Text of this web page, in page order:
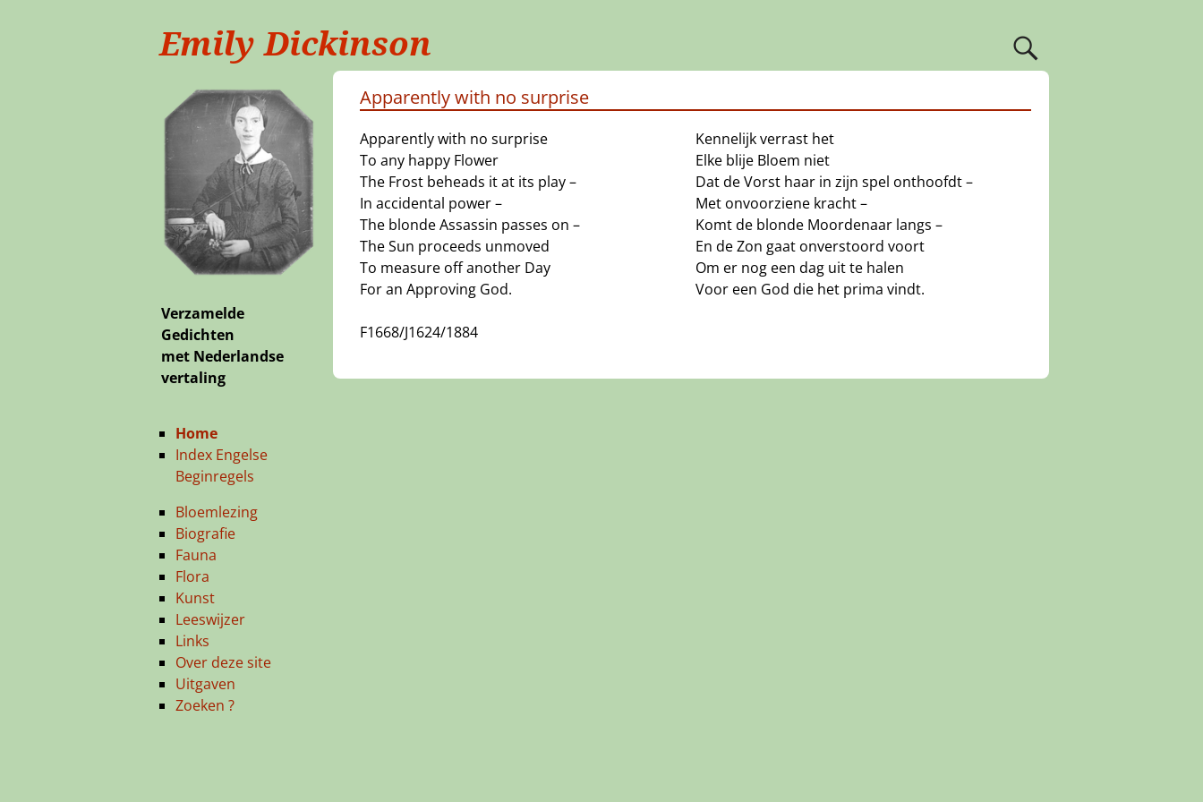
Emily Dickinson
Apparently with no surprise
Apparently with no surprise
To any happy Flower
The Frost beheads it at its play –
In accidental power –
The blonde Assassin passes on –
The Sun proceeds unmoved
To measure off another Day
For an Approving God.
F1668/J1624/1884
Kennelijk verrast het
Elke blije Bloem niet
Dat de Vorst haar in zijn spel onthoofdt –
Met onvoorziene kracht –
Komt de blonde Moordenaar langs –
En de Zon gaat onverstoord voort
Om er nog een dag uit te halen
Voor een God die het prima vindt.
Verzamelde
Gedichten
met Nederlandse
vertaling
Home
Index Engelse
Beginregels
Bloemlezing
Biografie
Fauna
Flora
Kunst
Leeswijzer
Links
Over deze site
Uitgaven
Zoeken ?